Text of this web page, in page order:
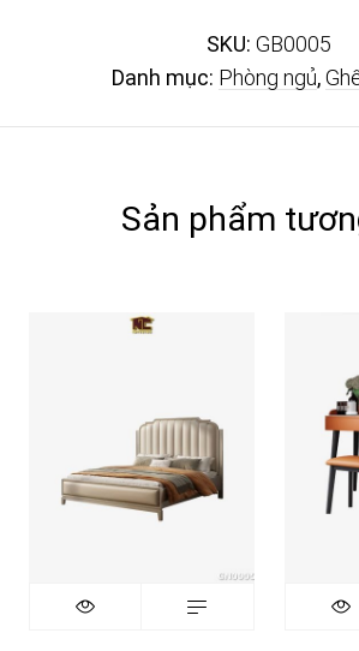
SKU: GB0005
Danh mục: Phòng ngủ,
Sản phẩm